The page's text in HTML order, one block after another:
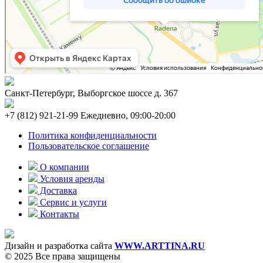
Санкт-Петербург, Выборгское шоссе д. 367
+7 (812) 921-21-99 Ежедневно, 09:00-20:00
Политика конфиденциальности
Пользовательское соглашение
О компании
Условия аренды
Доставка
Сервис и услуги
Контакты
Дизайн и разработка сайта WWW.ARTTINA.RU
© 2025 Все права защищены